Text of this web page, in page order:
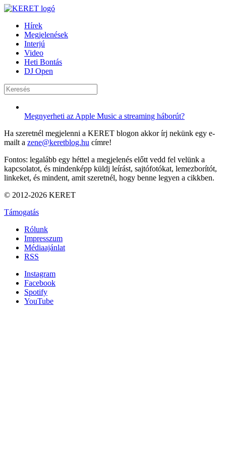
Hírek
Megjelenések
Interjú
Video
Heti Bontás
DJ Open
Megnyerheti az Apple Music a streaming háborút?
Ha szeretnél megjelenni a KERET blogon akkor írj nekünk egy e-
mailt a zene@keretblog.hu címre!
Fontos: legalább egy héttel a megjelenés előtt vedd fel velünk a
kapcsolatot, és mindenképp küldj leírást, sajtófotókat, lemezborítót,
linkeket, és mindent, amit szeretnél, hogy benne legyen a cikkben.
© 2012-2026 KERET
Támogatás
Rólunk
Impresszum
Médiaajánlat
RSS
Instagram
Facebook
Spotify
YouTube